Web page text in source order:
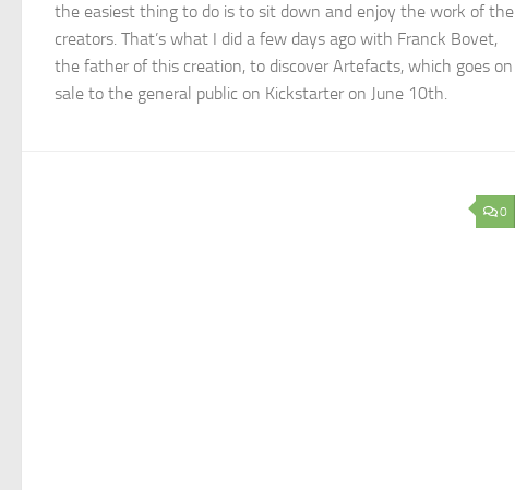
the easiest thing to do is to sit down and enjoy the work of the
creators. That’s what I did a few days ago with Franck Bovet,
the father of this creation, to discover Artefacts, which goes on
sale to the general public on Kickstarter on June 10th.
0